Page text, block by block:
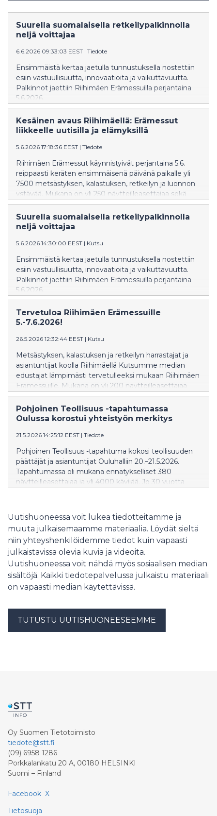
Suurella suomalaisella retkeilypalkinnolla
neljä voittajaa
6.6.2026 09:33:03 EEST | Tiedote
Ensimmäistä kertaa jaetulla tunnustuksella nostettiin
esiin vastuullisuutta, innovaatioita ja vaikuttavuutta.
Palkinnot jaettiin Riihimäen Erämessuilla perjantaina
5.6.2026.
Kesäinen avaus Riihimäellä: Erämessut
liikkeelle uutisilla ja elämyksillä
5.6.2026 17:18:36 EEST | Tiedote
Riihimäen Erämessut käynnistyivät perjantaina 5.6.
reippaasti keräten ensimmäisenä päivänä paikalle yli
7500 metsästyksen, kalastuksen, retkeilyn ja luonnon
ystävää. Mukana on yli 250 näytteilleasettajaa sekä
runsaasti ohjelmaa ja mahdollisuuksia kokeilla.
Tunnelma messualueella oli alusta asti innostunut, kun
joka toinen vuosi järjestettävä tapahtuma kokosi
Suurella suomalaisella retkeilypalkinnolla
neljä voittajaa
5.6.2026 14:30:00 EEST | Kutsu
Ensimmäistä kertaa jaetulla tunnustuksella nostettiin
esiin vastuullisuutta, innovaatioita ja vaikuttavuutta.
Palkinnot jaettiin Riihimäen Erämessuilla perjantaina
5.6.2026.
Tervetuloa Riihimäen Erämessuille
5.-7.6.2026!
26.5.2026 12:32:44 EEST | Kutsu
Metsästyksen, kalastuksen ja retkeilyn harrastajat ja
asiantuntijat koolla Riihimäellä Kutsumme median
edustajat lämpimästi tervetulleeksi mukaan Riihimäen
Erämessuille. Mukana on yli 200 näytteilleasettajaa
sekä runsaasti ohjelmaa ja kokeiltavaa. Alansa legenda
on koonnut metsästyksen, kalastuksen, retkeilyn ja
monipuolisesti luonnossa liikkuvat yhteen jo 1972
Pohjoinen Teollisuus -tapahtumassa
Oulussa korostui yhteistyön merkitys
21.5.2026 14:25:12 EEST | Tiedote
Pohjoinen Teollisuus -tapahtuma kokosi teollisuuden
päättäjät ja asiantuntijat Ouluhalliin 20.–21.5.2026.
Tapahtumassa oli mukana ennätykselliset 380
näytteilleasettajaa ja yli 4000 kävijää. Jo 30 vuotta
ja yhteistyöverkostojen rakentajana.
Uutishuoneessa voit lukea tiedotteitamme ja
muuta julkaisemaamme materiaalia. Löydät sieltä
niin yhteyshenkilöidemme tiedot kuin vapaasti
julkaistavissa olevia kuvia ja videoita.
Uutishuoneessa voit nähdä myös sosiaalisen median
sisältöjä. Kaikki tiedotepalvelussa julkaistu materiaali
on vapaasti median käytettävissä.
TUTUSTU UUTISHUONEESEEMME
Oy Suomen Tietotoimisto
tiedote@stt.fi
(09) 6958 1286
Porkkalankatu 20 A, 00180 HELSINKI
Suomi – Finland
Facebook X
Tietosuoja